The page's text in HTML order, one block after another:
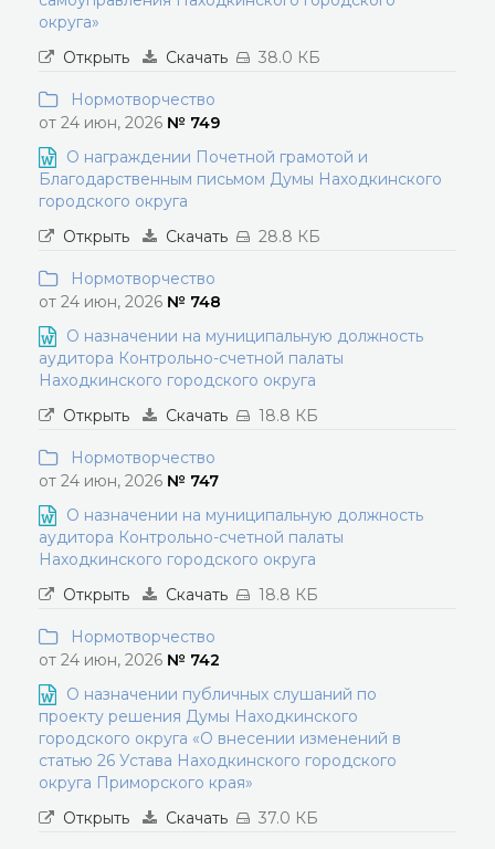
округа»
Открыть
Скачать 38.0 КБ
Нормотворчество
от 24 июн, 2026 № 749
О награждении Почетной грамотой и
Благодарственным письмом Думы Находкинского
городского округа
Открыть
Скачать 28.8 КБ
Нормотворчество
от 24 июн, 2026 № 748
О назначении на муниципальную должность
аудитора Контрольно-счетной палаты
Находкинского городского округа
Открыть
Скачать 18.8 КБ
Нормотворчество
от 24 июн, 2026 № 747
О назначении на муниципальную должность
аудитора Контрольно-счетной палаты
Находкинского городского округа
Открыть
Скачать 18.8 КБ
Нормотворчество
от 24 июн, 2026 № 742
О назначении публичных слушаний по
проекту решения Думы Находкинского
городского округа «О внесении изменений в
статью 26 Устава Находкинского городского
округа Приморского края»
Открыть
Скачать 37.0 КБ